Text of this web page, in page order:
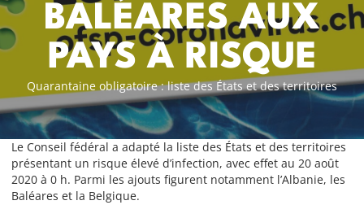
BALÉARES AUX
PAYS À RISQUE
Quarantaine obligatoire : liste des États et des territoires
Le Conseil fédéral a adapté la liste des États et des territoires
présentant un risque élevé d’infection, avec effet au 20 août
2020 à 0 h. Parmi les ajouts figurent notamment l’Albanie, les
Baléares et la Belgique.